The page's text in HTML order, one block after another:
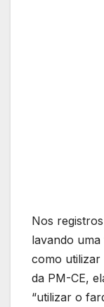
Nos
lavando
como utilizar
da PM-CE,
“utilizar o